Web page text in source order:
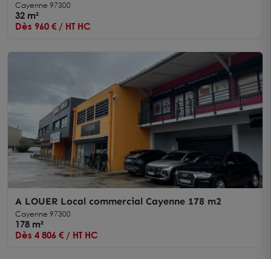
Cayenne 97300
32 m²
Dès 960 € / HT HC
A LOUER Local commercial Cayenne 178 m2
Cayenne 97300
178 m²
Dès 4 806 € / HT HC